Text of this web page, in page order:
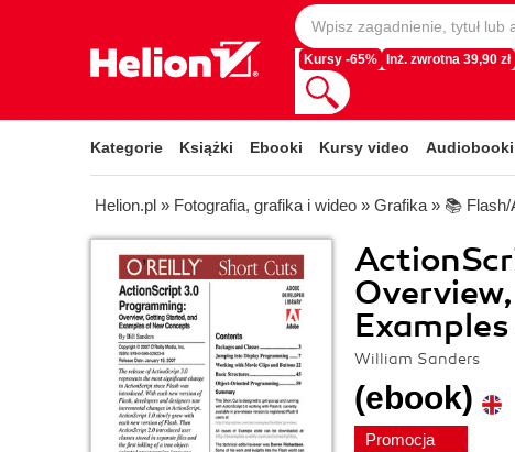
Kursy -65% Inż. zwrotna 39,90 zł
Kategorie Książki Ebooki Kursy video Audiobooki
Helion.pl » Fotografia, grafika i wideo » Grafika » 📚
William Sanders
(ebook)
Promocja